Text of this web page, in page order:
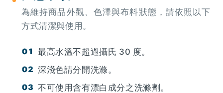
為維持商品外觀、色澤與布料狀態，請依照以下
方式清潔與使用。
最高水溫不超過攝氏 30 度。
深淺色請分開洗滌。
不可使用含有漂白成分之洗滌劑。